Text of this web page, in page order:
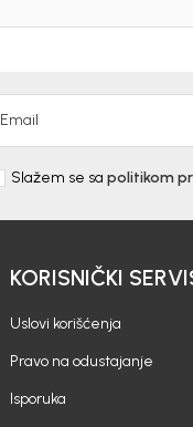
Email
Slažem se sa politikom
KORISNIČKI
Uslovi korišćenja
Pravo na odustajanje
Isporuka
Unesi svoju e-poštu da